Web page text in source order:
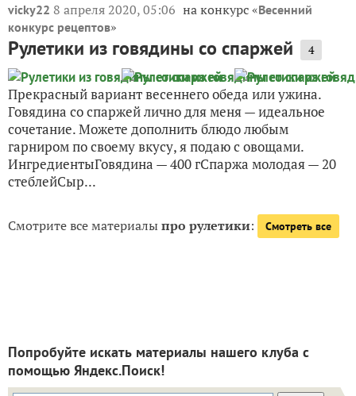
vicky22 8 апреля 2020, 05:06 на конкурс «Весенний
конкурс рецептов»
Рулетики из говядины со спаржей 4
Прекрасный вариант весеннего обеда или ужина.
Говядина со спаржей лично для меня — идеальное
сочетание. Можете дополнить блюдо любым
гарниром по своему вкусу, я подаю с овощами.
ИнгредиентыГовядина — 400 гСпаржа молодая — 20
стеблейСыр...
Смотрите все материалыпро рулетики: Смотреть все
Попробуйте искать материалы нашего клуба с
помощью Яндекс.Поиск!